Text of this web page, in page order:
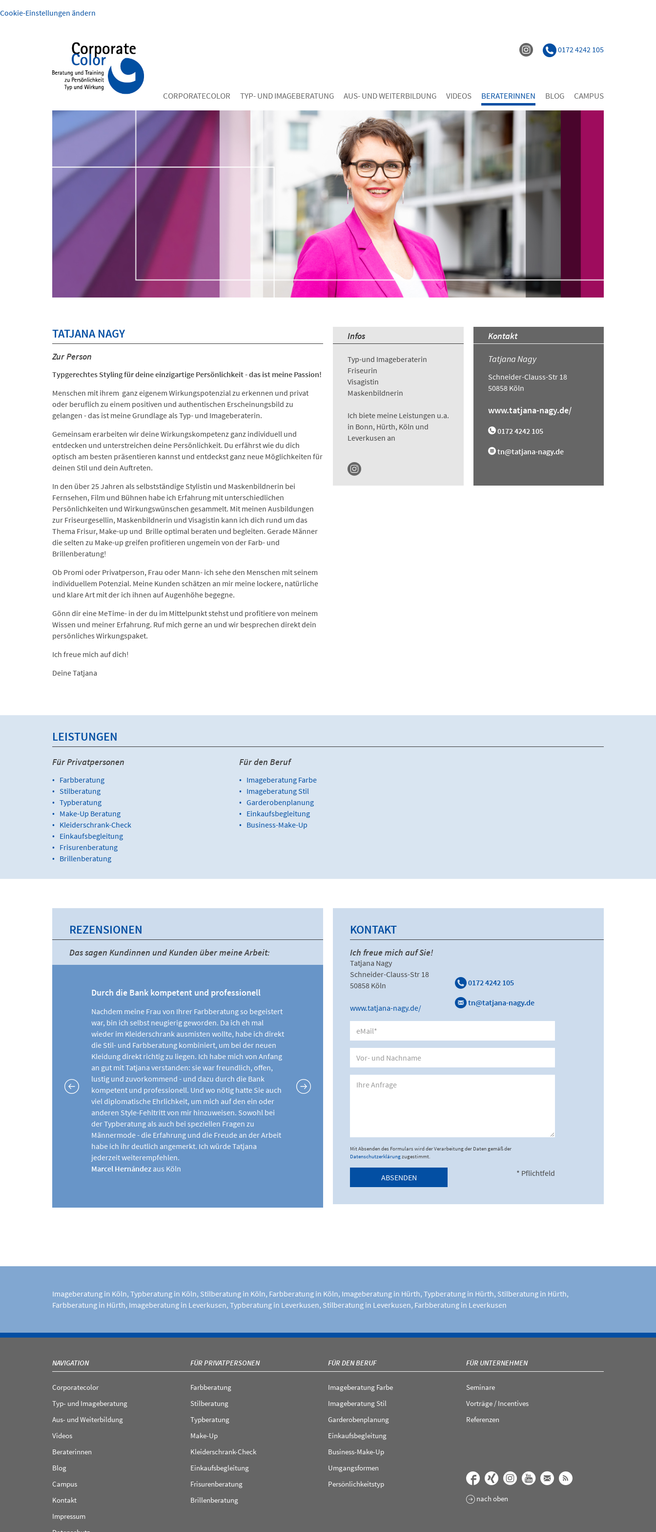
Cookie-Einstellungen ändern
0172 4242 105
CORPORATECOLOR TYP- UND IMAGEBERATUNG AUS- UND WEITERBILDUNG VIDEOS BERATERINNEN BLOG CAMPUS
TATJANA NAGY
Zur Person
Typgerechtes Styling für deine einzigartige Persönlichkeit - das ist meine Passion!
Menschen mit ihrem ganz eigenem Wirkungspotenzial zu erkennen und privat
oder beruflich zu einem positiven und authentischen Erscheinungsbild zu
gelangen - das ist meine Grundlage als Typ- und Imageberaterin.
Gemeinsam erarbeiten wir deine Wirkungskompetenz ganz individuell und
entdecken und unterstreichen deine Persönlichkeit. Du erfährst wie du dich
optisch am besten präsentieren kannst und entdeckst ganz neue Möglichkeiten für
deinen Stil und dein Auftreten.
In den über 25 Jahren als selbstständige Stylistin und Maskenbildnerin bei
Fernsehen, Film und Bühnen habe ich Erfahrung mit unterschiedlichen
Persönlichkeiten und Wirkungswünschen gesammelt. Mit meinen Ausbildungen
zur Friseurgesellin, Maskenbildnerin und Visagistin kann ich dich rund um das
Thema Frisur, Make-up und Brille optimal beraten und begleiten. Gerade Männer
die selten zu Make-up greifen profitieren ungemein von der Farb- und
Brillenberatung!
Ob Promi oder Privatperson, Frau oder Mann- ich sehe den Menschen mit seinem
individuellem Potenzial. Meine Kunden schätzen an mir meine lockere, natürliche
und klare Art mit der ich ihnen auf Augenhöhe begegne.
Gönn dir eine MeTime- in der du im Mittelpunkt stehst und profitiere von meinem
Wissen und meiner Erfahrung. Ruf mich gerne an und wir besprechen direktdein
persönliches Wirkungspaket.
Ich freue mich auf dich!
Deine Tatjana
Infos
Typ-und Imageberaterin
Friseurin
Visagistin
Maskenbildnerin
Ich biete meine Leistungen u.a.
in Bonn, Hürth, Köln und
Leverkusen an
Kontakt
Tatjana Nagy
Schneider-Clauss-Str 18
50858 Köln
www.tatjana-nagy.de/
0172 4242 105
tn@tatjana-nagy.de
LEISTUNGEN
Für Privatpersonen
Farbberatung
Stilberatung
Typberatung
Make-Up Beratung
Kleiderschrank-Check
Einkaufsbegleitung
Frisurenberatung
Brillenberatung
Für den Beruf
Imageberatung Farbe
Imageberatung Stil
Garderobenplanung
Einkaufsbegleitung
Business-Make-Up
REZENSIONEN
Das sagen Kundinnen und Kunden über meine Arbeit:
Durch die Bank kompetent und professionell
Nachdem meine Frau von Ihrer Farbberatung so begeistert
war, bin ich selbst neugierig geworden. Da ich eh mal
wieder im Kleiderschrank ausmisten wollte, habe ich direkt
die Stil- und Farbberatung kombiniert, um bei der neuen
Kleidung direkt richtig zu liegen. Ich habe mich von Anfang
an gut mit Tatjana verstanden: sie war freundlich, offen,
lustig und zuvorkommend - und dazu durch die Bank
kompetent und professionell. Und wo nötig hatte Sie auch
viel diplomatische Ehrlichkeit, um mich auf den ein oder
anderen Style-Fehltritt von mir hinzuweisen. Sowohl bei
der Typberatung als auch bei speziellen Fragen zu
Männermode - die Erfahrung und die Freude an der Arbeit
habe ich ihr deutlich angemerkt. Ich würde Tatjana
jederzeit weiterempfehlen.
Marcel Hernández aus Köln
KONTAKT
Ich freue mich auf Sie!
Tatjana Nagy
Schneider-Clauss-Str 18
50858 Köln
www.tatjana-nagy.de/
0172 4242 105
tn@tatjana-nagy.de
Mit Absenden des Formulars wird der Verarbeitung der Daten gemäß der
Datenschutzerklärungzugestimmt.
ABSENDEN * Pflichtfeld
Imageberatung in Köln, Typberatung in Köln, Stilberatung in Köln, Farbberatung in Köln, Imageberatung in Hürth, Typberatung in Hürth, Stilberatung in Hürth,
Farbberatung in Hürth, Imageberatung in Leverkusen, Typberatung in Leverkusen, Stilberatung in Leverkusen, Farbberatung in Leverkusen
NAVIGATION
Corporatecolor
Typ- und Imageberatung
Aus- und Weiterbildung
Videos
Beraterinnen
Blog
Campus
Kontakt
Impressum
FÜR PRIVATPERSONEN
Farbberatung
Stilberatung
Typberatung
Make-Up
Kleiderschrank-Check
Einkaufsbegleitung
Frisurenberatung
Brillenberatung
FÜR DEN BERUF
Imageberatung Farbe
Imageberatung Stil
Garderobenplanung
Einkaufsbegleitung
Business-Make-Up
Umgangsformen
Persönlichkeitstyp
FÜR UNTERNEHMEN
Seminare
Vorträge / Incentives
Referenzen
nach oben